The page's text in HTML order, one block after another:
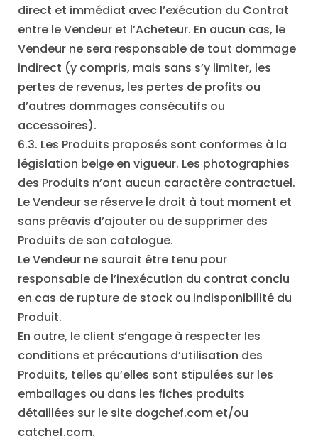
direct et immédiat avec l’exécution du Contrat
entre le Vendeur et l’Acheteur. En aucun cas, le
Vendeur ne sera responsable de tout dommage
indirect (y compris, mais sans s’y limiter, les
pertes de revenus, les pertes de profits ou
d’autres dommages consécutifs ou
accessoires).
6.3. Les Produits proposés sont conformes à la
législation belge en vigueur. Les photographies
des Produits n’ont aucun caractère contractuel.
Le Vendeur se réserve le droit à tout moment et
sans préavis d’ajouter ou de supprimer des
Produits de son catalogue.
Le Vendeur ne saurait être tenu pour
responsable de l’inexécution du contrat conclu
en cas de rupture de stock ou indisponibilité du
Produit.
En outre, le client s’engage à respecter les
conditions et précautions d’utilisation des
Produits, telles qu’elles sont stipulées sur les
emballages ou dans les fiches produits
détaillées sur le site dogchef.com et/ou
catchef.com.